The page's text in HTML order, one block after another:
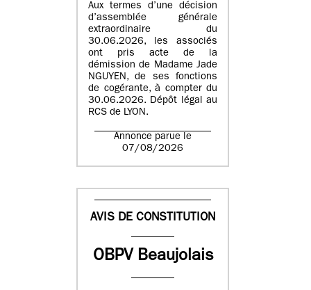
Aux termes d’une décision
d’assemblée générale
extraordinaire du
30.06.2026, les associés
ont pris acte de la
démission de Madame Jade
NGUYEN, de ses fonctions
de cogérante, à compter du
30.06.2026. Dépôt légal au
RCS de LYON.
Annonce parue le
07/08/2026
AVIS DE CONSTITUTION
OBPV Beaujolais